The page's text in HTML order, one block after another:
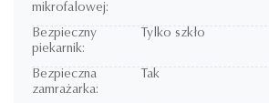
mikrofalowej:
Bezpieczny
piekarnik:
Tylko szkło
Bezpieczna
zamrażarka:
Tak